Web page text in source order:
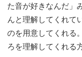
た音が好きなんだ」
んと理解してくれて
のを用意してくれる
ろを理解してくれる